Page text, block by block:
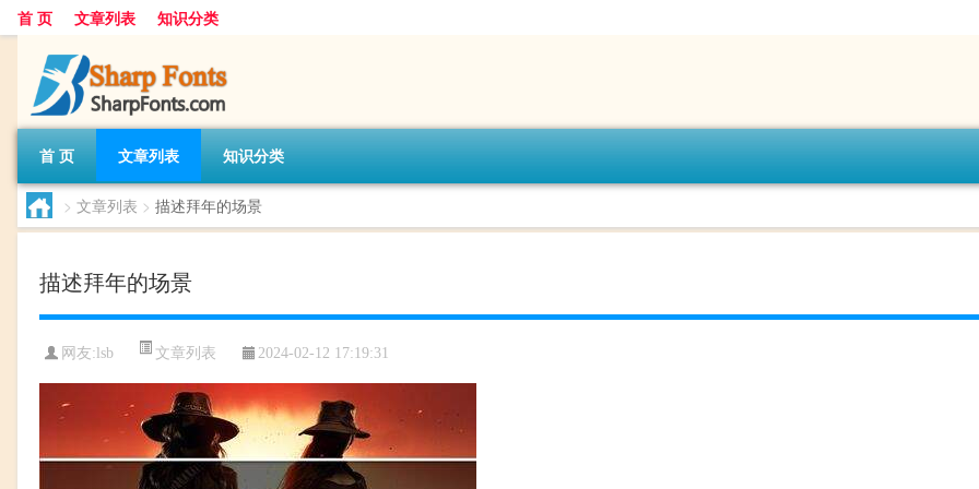
首 页 文章列表 知识分类
首 页 文章列表 知识分类
> 文章列表 > 描述拜年的场景
描述拜年的场景
网友: lsb 文章列表 2024-02-12 17:19:31